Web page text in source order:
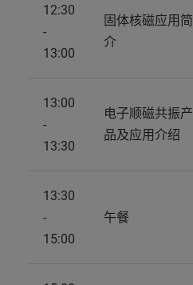
12:30
-
13:00
固体核磁应用简
介
13:00
-
13:30
电子顺磁共振产
品及应用介绍
13:30
-
15:00
午餐